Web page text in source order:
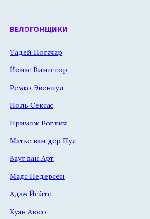
ВЕЛОГОНЩИКИ
Тадей Погачар
Йонас Вингегор
Ремко Эвенпул
Поль Сексас
Примож Роглич
Матье ван дер Пул
Ваут ван Арт
Мадс Педерсен
Адам Йейтс
Хуан Аюсо